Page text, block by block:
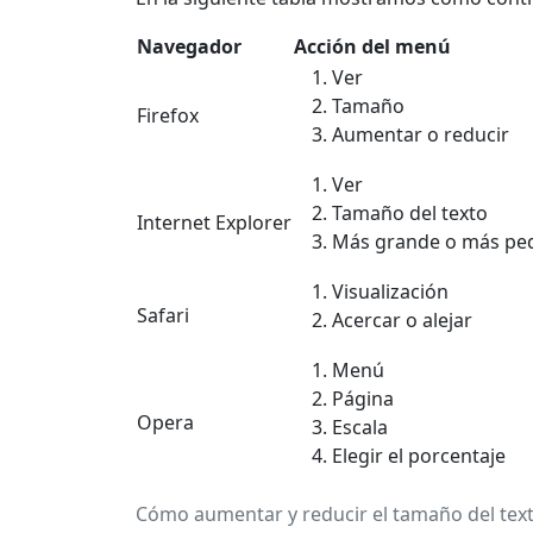
Cómo aumentar y reducir el tamaño del
Navegador Acción del menú
Firefox
Ver
Tamaño
Aumentar o reducir
Internet Explorer
Ver
Tamaño del texto
Más grande o más
Safari
Visualización
Acercar o alejar
Opera
Menú
Página
Escala
Elegir el porcentaje